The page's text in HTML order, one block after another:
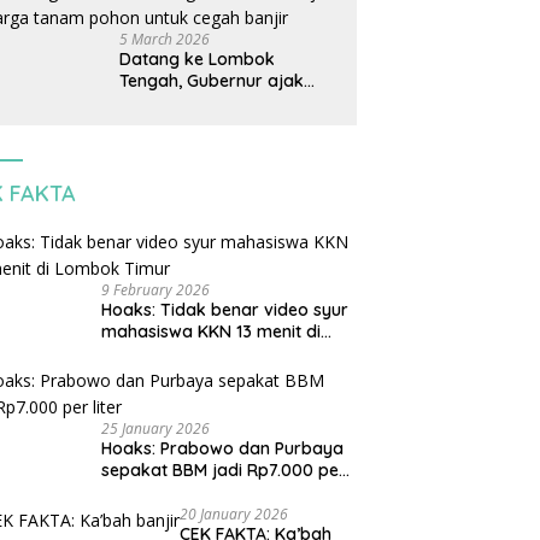
jangan korbankan
lingkungan dan warga
lokal
5 March 2026
Datang ke Lombok
Tengah, Gubernur ajak
FAKTA
9 February 2026
Hoaks: Tidak benar video syur
mahasiswa KKN 13 menit di
25 January 2026
Hoaks: Prabowo dan Purbaya
sepakat BBM jadi Rp7.000 per
20 January 2026
CEK FAKTA: Ka’bah